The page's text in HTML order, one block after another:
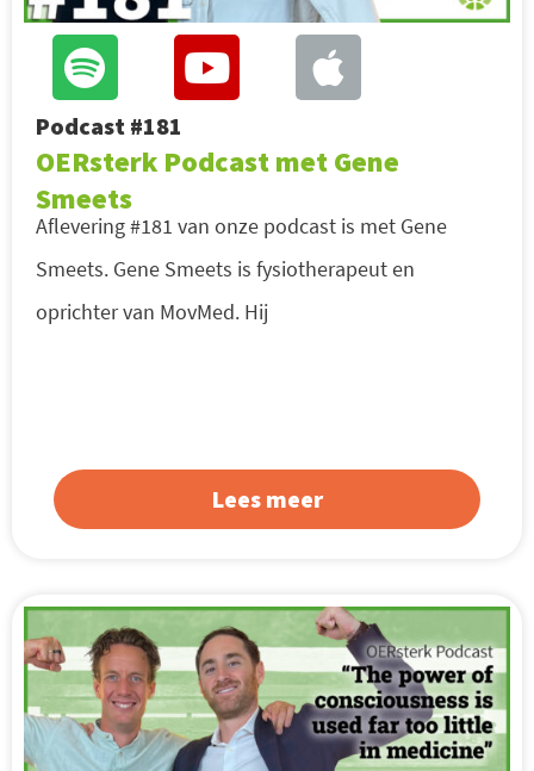
Podcast #181
OERsterk Podcast met Gene
Smeets
Aflevering #181 van onze podcast is met Gene
Smeets. Gene Smeets is fysiotherapeut en
oprichter van MovMed. Hij
Lees meer